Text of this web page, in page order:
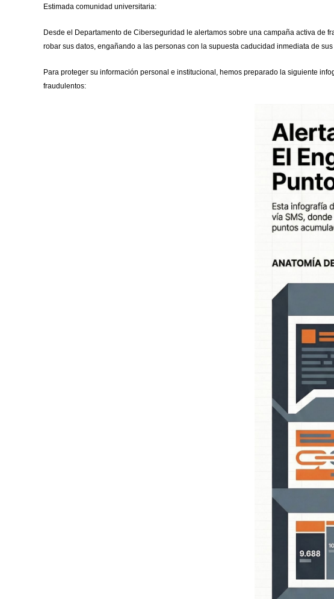
Estimada comunidad universitaria:
Desde el Departamento de Ciberseguridad le alertamos sobre una campaña activa de
robar sus datos, engañando a las personas con la supuesta caducidad inmediata de
Para proteger su información personal e institucional, hemos preparado la siguiente
fraudulentos: